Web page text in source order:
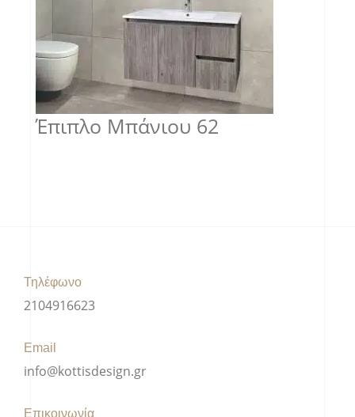
Έπιπλο Μπάνιου 62
Τηλέφωνο
2104916623
Email
info@kottisdesign.gr
Επικοινωνία